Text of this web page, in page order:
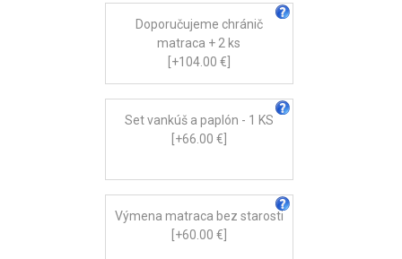
Doporučujeme chránič
matraca + 2 ks
[+104.00 €]
Set vankúš a paplón - 1 KS
[+66.00 €]
Výmena matraca bez starosti
[+60.00 €]